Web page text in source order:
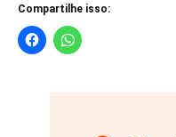
Compartilhe isso: